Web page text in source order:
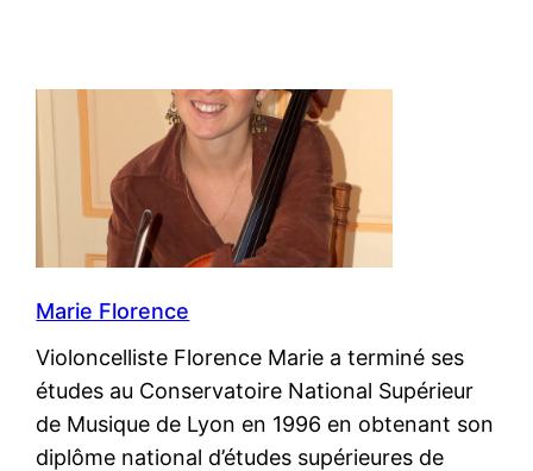
Marie Florence
Violoncelliste Florence Marie a terminé ses
études au Conservatoire National Supérieur
de Musique de Lyon en 1996 en obtenant son
diplôme national d’études supérieures de